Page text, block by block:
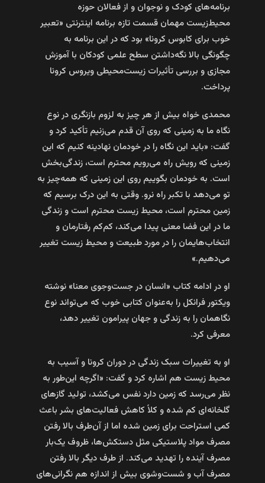
برنامه‌های کودک و نوجوان و از فعالان حوزه
محیط‌زیست مهمان قسمت تازه برنامه اینترنتی «تعبیر
خوب برای کابوس کرونا» بود که در این برنامه به
چگونگی بالا نگه‌داشتن سطح علمی کودکان با آموزش
مجازی و بررسی تأثیرات زیست‌محیطی ویروس کرونا
پرداخت.
محمدی خواه بیش از هر چیز به لزوم بازنگری در نوع
نگاه ما به زمینی که روی آن قدم می‌زنیم تأکید کرد و
گفت: «باید این نگاه را در خودمان نهادینه کنیم که این
زمینی که رویش راه می‌رویم محترم است، زندگی‌بخش
است. به خودمان بگوییم روی این زمینی که همه‌چیز به
تو می‌دهد با تکبر راه نرو. وقتی به این درک برسیم که
زمین محترم است، محیط ‌زیست محترم است و زندگی
ما در این فضا معنی پیدا می‌کند، کم‌کم رفتارمان و
انتخاب‌هایمان را در مورد طبیعت و محیط زیست تغییر
می‌دهیم.»
او در ادامه کتاب «انسان در جست‌وجوی معنا» نوشته
ویکتور فرانکل را به‌عنوان کتابی خوب که می‌تواند نوع
نگاهمان را به زندگی و جهان پیرامون تغییر دهد،
معرفی کرد.
او به تغییرات سبک زندگی در دوران کرونا و آسیب به
محیط زیست هم اشاره کرد و گفت: «اگرچه این‌طور به
نظر می‌رسد که زمین دارد نفس می‌کشد، تولید گازهای
گلخانه‌ای کم شده و کلاً کاهش فعالیت‌های بشر باعث
کمی استراحت برای زمین شده اما از آن‌طرف بالا رفتن
مصرف مواد پلاستیکی مثل دستکش‌ها، ظروف یک‌بار
مصرف آینده را تهدید می‌کند. از طرف دیگر بالا رفتن
مصرف آب و شست‌وشوی بیش از اندازه هم نگرانی‌های